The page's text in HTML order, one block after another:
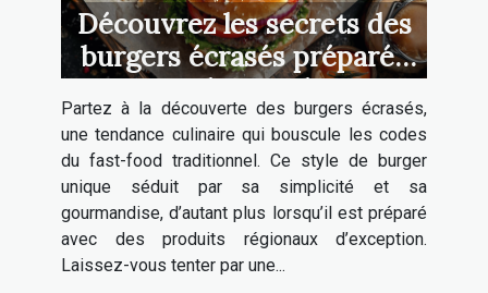
Découvrez les secrets des
burgers écrasés préparés
avec des produits
régionaux
Partez à la découverte des burgers écrasés,
une tendance culinaire qui bouscule les codes
du fast-food traditionnel. Ce style de burger
unique séduit par sa simplicité et sa
gourmandise, d’autant plus lorsqu’il est préparé
avec des produits régionaux d’exception.
Laissez-vous tenter par une...